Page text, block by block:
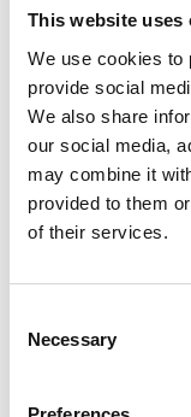
This website uses
We use cookies to
provide social
We also share
our social media,
may combine it
provided to them
of their services.
Selection
Necessary
Conditie
Artikelnummer
Type
Groep
Meer
Alle vragen en
formulier aan ons
binnen 1 werkdag
Voor- en achternaam